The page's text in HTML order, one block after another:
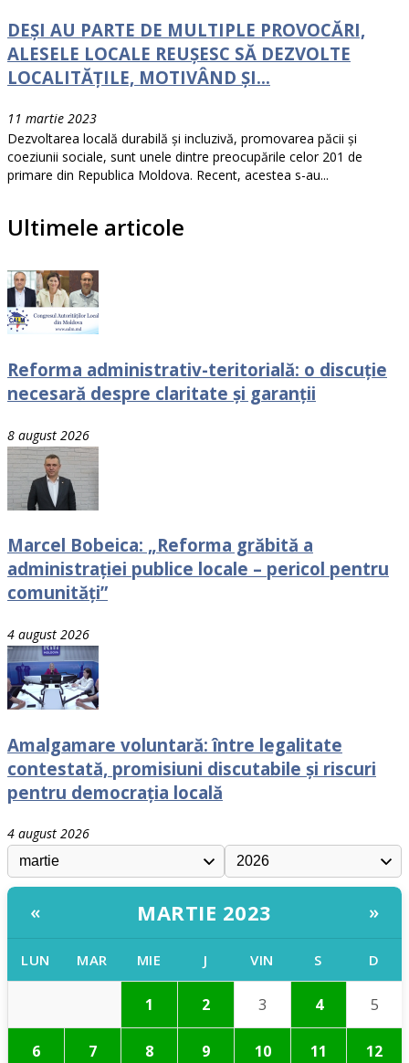
DEȘI AU PARTE DE MULTIPLE PROVOCĂRI,
ALESELE LOCALE REUȘESC SĂ DEZVOLTE
LOCALITĂȚILE, MOTIVÂND ȘI...
11 martie 2023
Dezvoltarea locală durabilă și incluzivă, promovarea păcii și
coeziunii sociale, sunt unele dintre preocupările celor 201 de
primare din Republica Moldova. Recent, acestea s-au...
Ultimele articole
Reforma administrativ-teritorială: o discuție
necesară despre claritate și garanții
8 august 2026
Marcel Bobeica: „Reforma grăbită a
administrației publice locale – pericol pentru
comunități”
4 august 2026
Amalgamare voluntară: între legalitate
contestată, promisiuni discutabile și riscuri
pentru democrația locală
4 august 2026
« MARTIE 2023 »
LUN MAR MIE J VIN S D
1 2 3 4 5
6 7 8 9 10 11 12